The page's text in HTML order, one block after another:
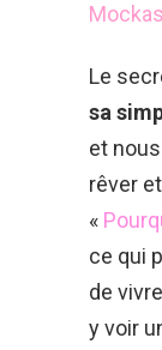
Le
sa
et
rêver
«
ce qui
de
y voir